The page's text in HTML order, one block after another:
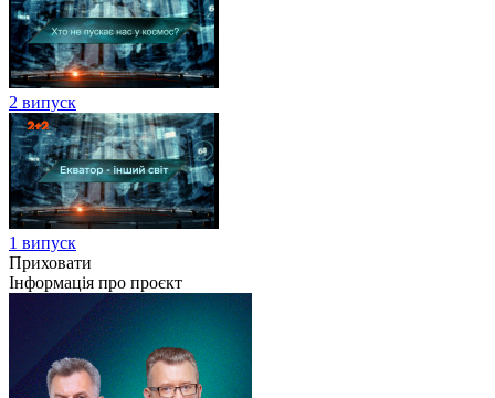
2 випуск
1 випуск
Приховати
Інформація про проєкт